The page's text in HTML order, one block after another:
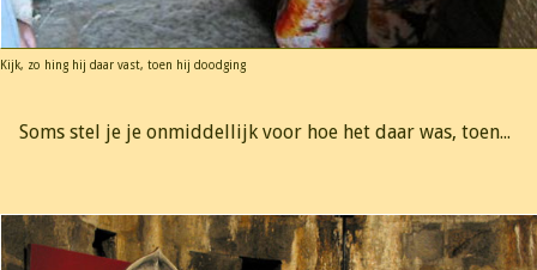
Kijk, zo hing hij daar vast, toen hij doodging
Soms stel je je onmiddellijk voor hoe het daar was, toen...